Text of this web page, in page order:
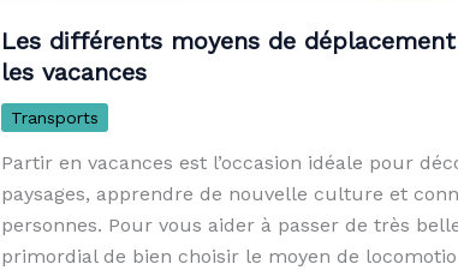
Les différents moyens de
les vacances
Transports
Partir en vacances est l’occasion idéale pour
paysages, apprendre de nouvelle culture et
personnes. Pour vous aider à passer de très
primordial de bien choisir le moyen de